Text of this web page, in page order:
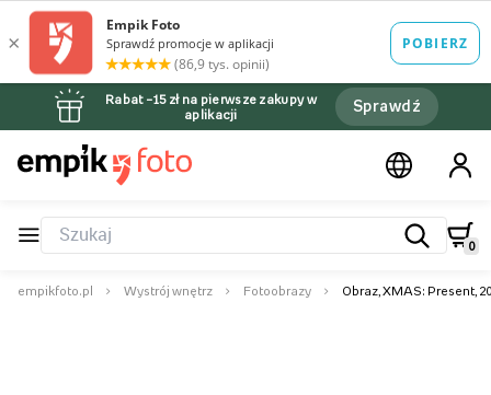
Rabat –15 zł na pierwsze zakupy w
aplikacji
Sprawdź
0
empikfoto.pl Wystrój wnętrz Fotoobrazy Obraz, XMAS: Present,